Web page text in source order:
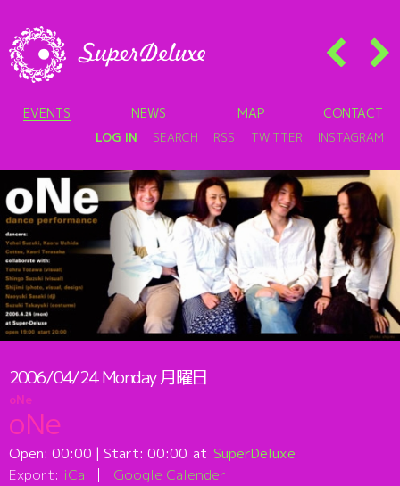
EVENTS NEWS MAP CONTACT
LOG IN SEARCH RSS TWITTER INSTAGRAM
2006/04/24Monday月曜日
oNe
oNe
Open: 00:00 | Start: 00:00
SuperDeluxe
Export: iCal Google Calender